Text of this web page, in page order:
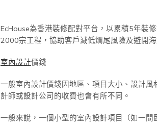
EcHouse為香港裝修配對平台，以累積5年裝
2000宗工程，協助客戶減低爛尾風險及避開
室內設計價錢
一般室內設計價錢因地區、項目大小、設計
計師或設計公司的收費也會有所不同。
一般來說，一個小型的室內設計項目（如一